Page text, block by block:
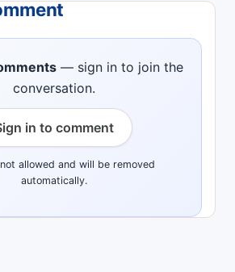
— sign in to join the
conversation.
in to comment
allowed and will be removed
automatically.